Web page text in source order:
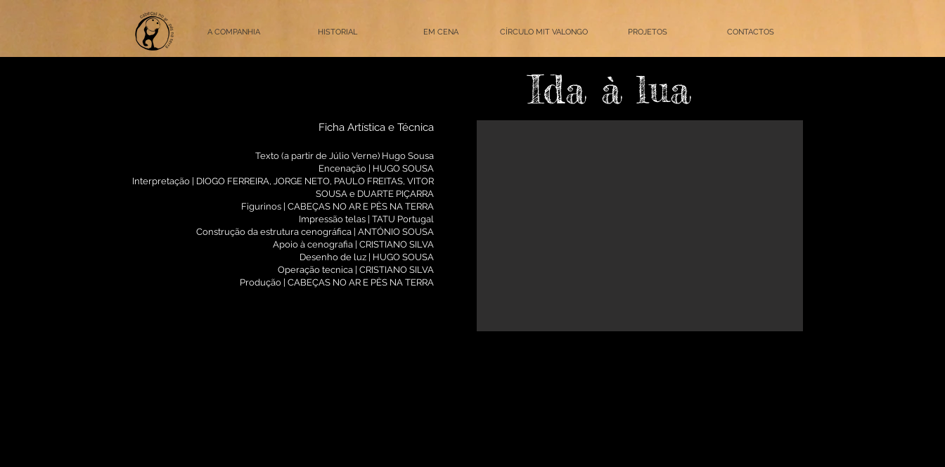
A COMPANHIA HISTORIAL EM CENA CÍRCULO MIT VALONGO PROJETOS CONTACTOS
Ida à lua
Ficha Artística e Técnica
Texto (a partir de Júlio Verne) Hugo Sousa
Encenação | HUGO SOUSA
Interpretação | DIOGO FERREIRA, JORGE NETO, PAULO FREITAS, VITOR
SOUSA e DUARTE PIÇARRA
Figurinos | CABEÇAS NO AR E PÈS NA TERRA
Impressão telas | TATU Portugal
Construção da estrutura cenográfica | ANTÓNIO SOUSA
Apoio à cenografia | CRISTIANO SILVA
Desenho de luz | HUGO SOUSA
Operação tecnica | CRISTIANO SILVA
Produção | CABEÇAS NO AR E PÈS NA TERRA